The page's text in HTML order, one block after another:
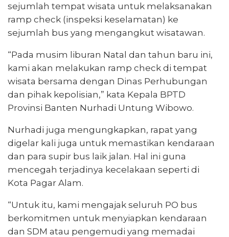
sejumlah tempat wisata untuk melaksanakan
ramp check (inspeksi keselamatan) ke
sejumlah bus yang mengangkut wisatawan.
“Pada musim liburan Natal dan tahun baru ini,
kami akan melakukan ramp check di tempat
wisata bersama dengan Dinas Perhubungan
dan pihak kepolisian,” kata Kepala BPTD
Provinsi Banten Nurhadi Untung Wibowo.
Nurhadi juga mengungkapkan, rapat yang
digelar kali juga untuk memastikan kendaraan
dan para supir bus laik jalan. Hal ini guna
mencegah terjadinya kecelakaan seperti di
Kota Pagar Alam.
“Untuk itu, kami mengajak seluruh PO bus
berkomitmen untuk menyiapkan kendaraan
dan SDM atau pengemudi yang memadai